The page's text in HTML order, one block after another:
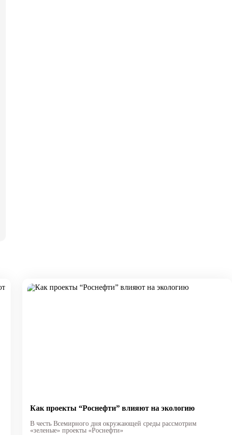
Как проекты “Роснефти” влияют на экологию
В честь Всемирного дня окружающей среды рассмотрим
«зеленые» проекты «Роснефти»